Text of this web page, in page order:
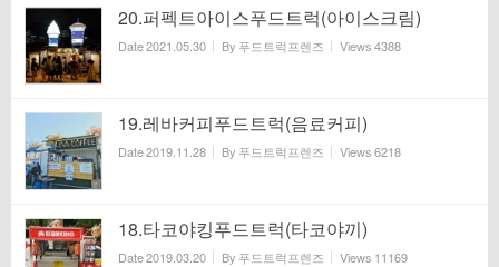
20.퍼펙트아이스푸드트럭(아이스크림)
Date2021.05.30 By 푸드트럭프렌즈 Views4388
19.레바커피푸드트럭(음료커피)
Date2019.11.28 By 푸드트럭프렌즈 Views6218
18.타코야킹푸드트럭(타코야끼)
Date2019.03.20 By 푸드트럭프렌즈 Views 11169